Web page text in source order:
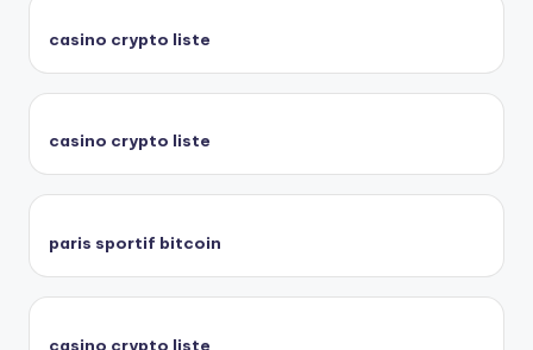
casino crypto liste
casino crypto liste
paris sportif bitcoin
casino crypto liste